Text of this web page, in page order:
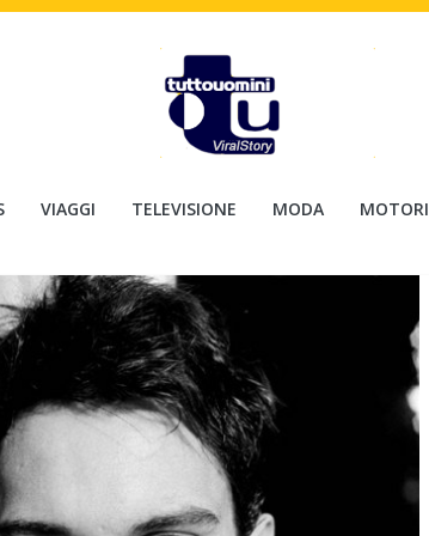
VIAGGI TELEVISIONE MODA MOTORI